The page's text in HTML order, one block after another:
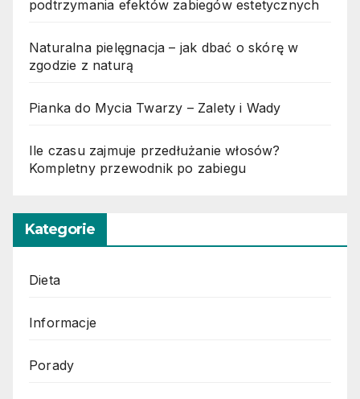
podtrzymania efektów zabiegów estetycznych
Naturalna pielęgnacja – jak dbać o skórę w
zgodzie z naturą
Pianka do Mycia Twarzy – Zalety i Wady
Ile czasu zajmuje przedłużanie włosów?
Kompletny przewodnik po zabiegu
Kategorie
Dieta
Informacje
Porady